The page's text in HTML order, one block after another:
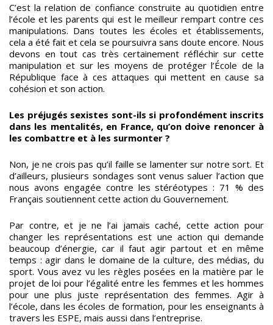
C’est la relation de confiance construite au quotidien entre
l’école et les parents qui est le meilleur rempart contre ces
manipulations. Dans toutes les écoles et établissements,
cela a été fait et cela se poursuivra sans doute encore. Nous
devons en tout cas très certainement réfléchir sur cette
manipulation et sur les moyens de protéger l’École de la
République face à ces attaques qui mettent en cause sa
cohésion et son action.
Les préjugés sexistes sont-ils si profondément inscrits
dans les mentalités, en France, qu’on doive renoncer à
les combattre et à les surmonter ?
Non, je ne crois pas qu’il faille se lamenter sur notre sort. Et
d’ailleurs, plusieurs sondages sont venus saluer l’action que
nous avons engagée contre les stéréotypes : 71 % des
Français soutiennent cette action du Gouvernement.
Par contre, et je ne l’ai jamais caché, cette action pour
changer les représentations est une action qui demande
beaucoup d’énergie, car il faut agir partout et en même
temps : agir dans le domaine de la culture, des médias, du
sport. Vous avez vu les règles posées en la matière par le
projet de loi pour l’égalité entre les femmes et les hommes
pour une plus juste représentation des femmes. Agir à
l’école, dans les écoles de formation, pour les enseignants à
travers les ESPE, mais aussi dans l’entreprise.